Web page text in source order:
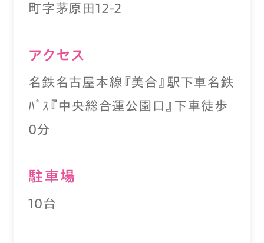
町字茅原田12-2
アクセス
名鉄名古屋本線『美合』駅下車名鉄
ﾊﾞｽ『中央総合運公園口』下車徒歩
０分
駐⾞場
10台